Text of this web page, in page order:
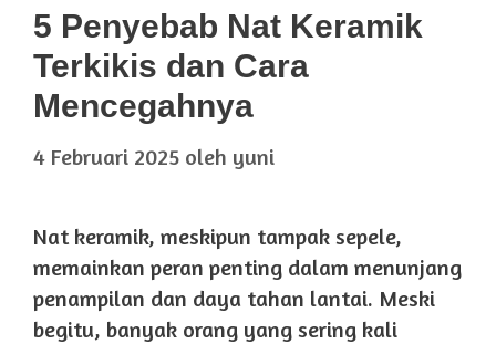
5 Penyebab Nat Keramik
Terkikis dan Cara
Mencegahnya
4 Februari 2025 oleh yuni
Nat keramik, meskipun tampak sepele,
memainkan peran penting dalam menunjang
penampilan dan daya tahan lantai. Meski
begitu, banyak orang yang sering kali